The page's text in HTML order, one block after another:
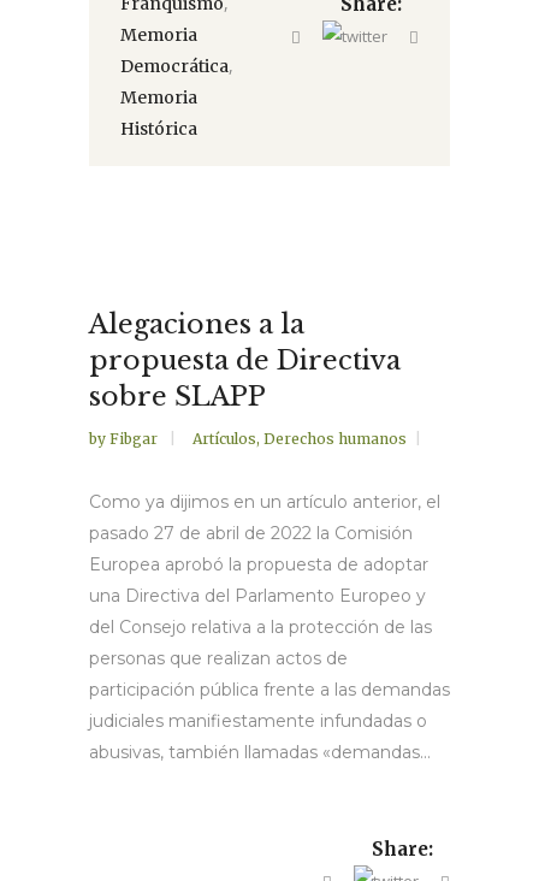
Memoria
Democrática,
Memoria
Histórica
Alegaciones a la
propuesta de Directiva
sobre SLAPP
by Fibgar Artículos, Derechos humanos
Como ya dijimos en un artículo anterior, el
pasado 27 de abril de 2022 la Comisión
Europea aprobó la propuesta de adoptar
una Directiva del Parlamento Europeo y
del Consejo relativa a la protección de las
personas que realizan actos de
participación pública frente a las demandas
judiciales manifiestamente infundadas o
abusivas, también llamadas «demandas...
Share: